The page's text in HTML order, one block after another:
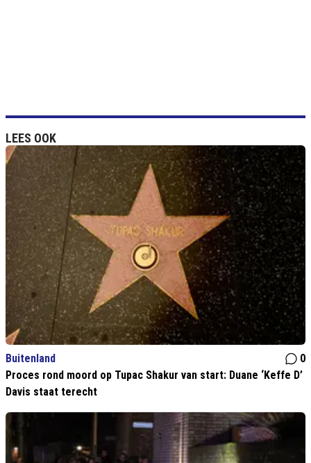
LEES OOK
Buitenland
0
Proces rond moord op Tupac Shakur van start: Duane ‘Keffe D’
Davis staat terecht